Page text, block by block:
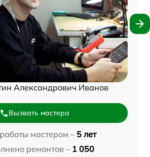
Александрович Иванов
Вызвать мастера
мастером – 5 лет
ремонтов – 1 050